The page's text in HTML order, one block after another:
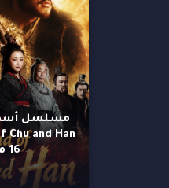
مسلسل
16 مترجمة